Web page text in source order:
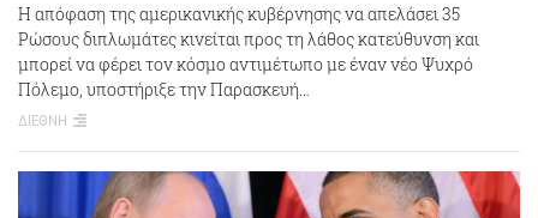
Η απόφαση της αμερικανικής κυβέρνησης να απελάσει 35
Ρώσους διπλωμάτες κινείται προς τη λάθος κατεύθυνση και
μπορεί να φέρει τον κόσμο αντιμέτωπο με έναν νέο Ψυχρό
Πόλεμο, υποστήριξε την Παρασκευή…
ΔΙΕΘΝΗ